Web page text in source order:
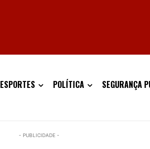
ESPORTES POLÍTICA SEGURANÇA
- PUBLICIDADE -